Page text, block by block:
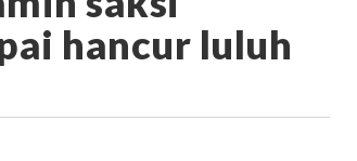
hancur luluh